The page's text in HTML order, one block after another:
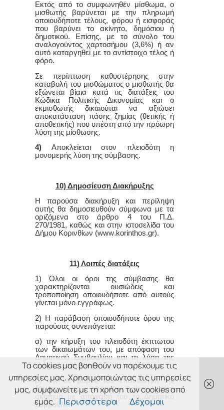
Εκτός από το συμφωνηθέν μίσθωμα, ο
μισθωτής βαρύνεται με την πληρωμή
οποιουδήποτε τέλους, φόρου ή εισφοράς
που βαρύνει το ακίνητο, δημόσιου ή
δημοτικού. Επίσης, με το σύνολο του
αναλογούντος χαρτοσήμου (3,6%) ή αν
αυτό καταργηθεί με το αντίστοιχο τέλος ή
φόρο.
Σε περίπτωση καθυστέρησης στην
καταβολή του μισθώματος ο μισθωτής θα
εξώνεται βίαια κατά τις διατάξεις του
Κώδικα Πολιτικής Δικονομίας και ο
εκμισθωτής δικαιούται να αξιώσει
αποκατάσταση πάσης ζημίας (θετικής ή
αποθετικής) που υπέστη από την πρόωρη
λύση της μίσθωσης.
4) Αποκλείεται στον πλειοδότη η
μονομερής λύση της σύμβασης.
10) Δημοσίευση Διακήρυξης
Η παρούσα διακήρυξη και περίληψη
αυτής θα δημοσιευθούν σύμφωνα με τα
οριζόμενα στο άρθρο 4 του Π.Δ.
270/1981, καθώς και στην ιστοσελίδα του
Δήμου Κορινθίων (www.korinthos.gr).
11) Λοιπές διατάξεις
1) Όλοι οι όροι της σύμβασης θα
χαρακτηρίζονται ουσιώδεις και
τροποποίηση οποιουδήποτε από αυτούς
γίνεται μόνο εγγράφως.
2) Η παράβαση οποιουδήποτε όρου της
παρούσας συνεπάγεται:
α) την κήρυξη του πλειοδότη έκπτωτου
των δικαιωμάτων του, με απόφαση του
Δημοτικού Συμβουλίου και τη λύση της
σχετικής σύμβασης
β) την σε βάρος του επανάληψη της
δημοπρασίας, εφόσον κρίνει τούτο
σκόπιμο με απόφασή του το Δημοτικό
Συμβούλιο
Τα cookies μας βοηθούν να παρέχουμε τις
υπηρεσίες μας. Χρησιμοποιώντας τις υπηρεσίες
μας, συμφωνείτε με τη χρήση των cookies από
εμάς.
Περισσότερα Δέχομαι